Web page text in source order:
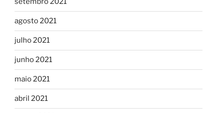
agosto 2021
julho 2021
junho 2021
maio 2021
abril 2021